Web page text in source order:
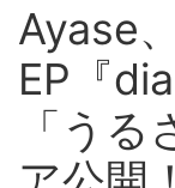
Ayase
EP『
「う